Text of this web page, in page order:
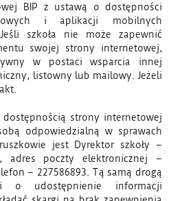
BIP z ustawą o dostępności
i aplikacji mobilnych
szkoła nie może zapewnić
swojej strony internetowej,
w postaci wsparcia innej
listowny lub mailowy. Jeżeli
strony internetowej
odpowiedzialną w sprawach
jest Dyrektor szkoły –
adres poczty elektronicznej –
– 227586893. Tą samą drogą
o udostępnienie informacji